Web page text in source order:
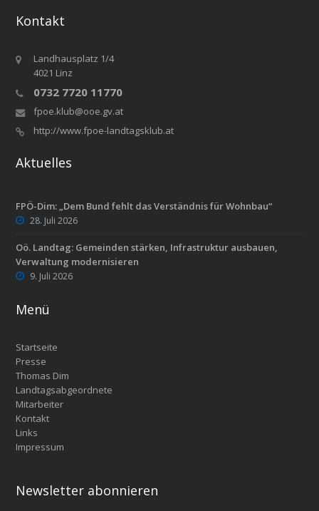
Kontakt
Landhausplatz 1/4
4021 Linz
0732 7720 11770
fpoe.klub@ooe.gv.at
http://www.fpoe-landtagsklub.at
Aktuelles
FPÖ-Dim: „Dem Bund fehlt das Verständnis für Wohnbau“
28. Juli 2026
Oö. Landtag: Gemeinden stärken, Infrastruktur ausbauen,
Verwaltung modernisieren
9. Juli 2026
Menü
Startseite
Presse
Thomas Dim
Landtagsabgeordnete
Mitarbeiter
Kontakt
Links
Impressum
Newsletter abonnieren